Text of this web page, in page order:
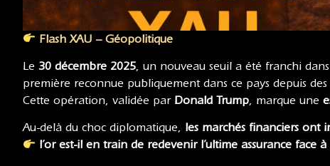
Flash XAU – Géopolitique
Le 30 décembre 2025, un nouveau seuil a été franchi
première reconnue publiquement dans ce pays depuis des
Cette opération, validée par Donald Trump, marque une
Au-delà du choc diplomatique, les marchés financiers ont
l’or est-il en train de redevenir l’ultime assurance